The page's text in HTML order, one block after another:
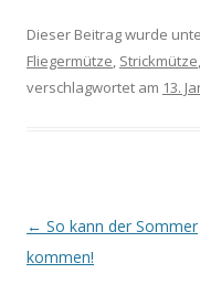
Dieser Beitrag wurde
Fliegermütze, Strickmütze,
verschlagwortet am 13.
Artikel-Navigation
← So kann der Sommer
kommen!